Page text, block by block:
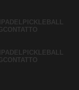
PADEL PICKLEBALL
CONTATTO
PADEL PICKLEBALL
CONTATTO